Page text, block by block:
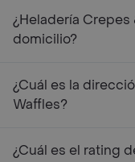
¿Heladería
domicilio?
¿Cuál es la
Waffles?
¿Cuál es el rating